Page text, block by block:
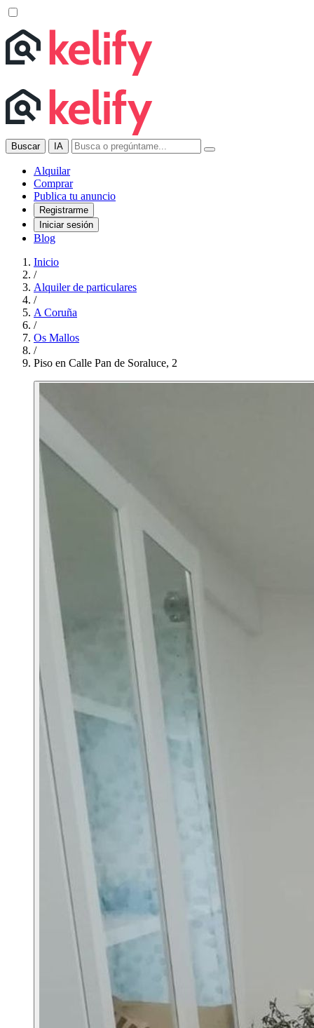
Buscar IA
Alquilar
Comprar
Publica tu anuncio
Registrarme
Iniciar sesión
Blog
Inicio
/
Alquiler de particulares
/
A Coruña
/
Os Mallos
/
Piso en Calle Pan de Soraluce, 2